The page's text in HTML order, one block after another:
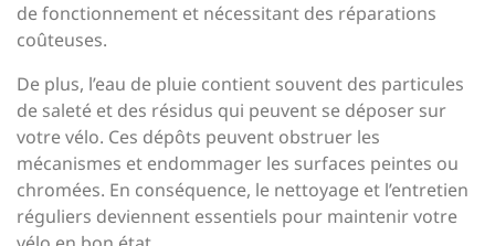
de fonctionnement et nécessitant des réparations
coûteuses.
De plus, l’eau de pluie contient souvent des particules
de saleté et des résidus qui peuvent se déposer sur
votre vélo. Ces dépôts peuvent obstruer les
mécanismes et endommager les surfaces peintes ou
chromées. En conséquence, le nettoyage et l’entretien
réguliers deviennent essentiels pour maintenir votre